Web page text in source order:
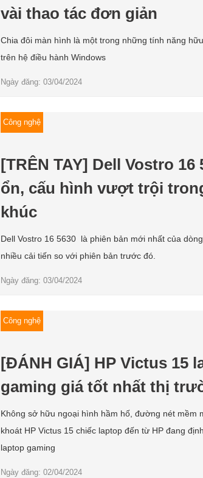
vài thao tác đơn giản
Chia đôi màn hình là một trong những tính năng
trên hệ điều hành Windows
Ngày đăng: 03/04/2024
Công nghệ
[TRÊN TAY] Dell Vostro 16
ổn, cấu hình vượt trội
khúc
Dell Vostro 16 5630 là phiên bản mới nhất của
nhiều cải tiến so với phiên bản trước đó.
Ngày đăng: 03/04/2024
Công nghệ
[ĐÁNH GIÁ] HP Victus 15
gaming giá tốt nhất thị
Không sở hữu ngoại hình hầm hố, đường nét mềm
khoát HP Victus 15 chiếc laptop đến từ HP đang
laptop gaming
Ngày đăng: 02/04/2024